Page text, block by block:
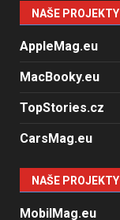
NAŠE PROJEKTY
AppleMag.eu
MacBooky.eu
TopStories.cz
CarsMag.eu
NAŠE PROJEKTY
MobilMag.eu